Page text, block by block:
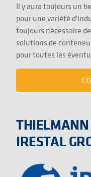
Il y aura toujours un
pour une variété
toujours nécessaire
solutions de
pour toutes les
THIELMANN
IRESTAL